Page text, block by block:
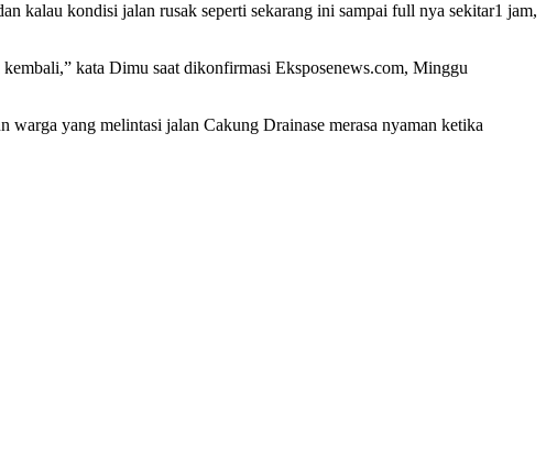
kalau kondisi jalan rusak seperti sekarang ini sampai full nya sekitar1 jam,
kata Dimu saat dikonfirmasi Eksposenews.com, Minggu
warga yang melintasi jalan Cakung Drainase merasa nyaman ketika